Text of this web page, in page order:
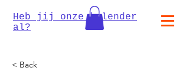
Heb jij onze kalender
al?
< Back